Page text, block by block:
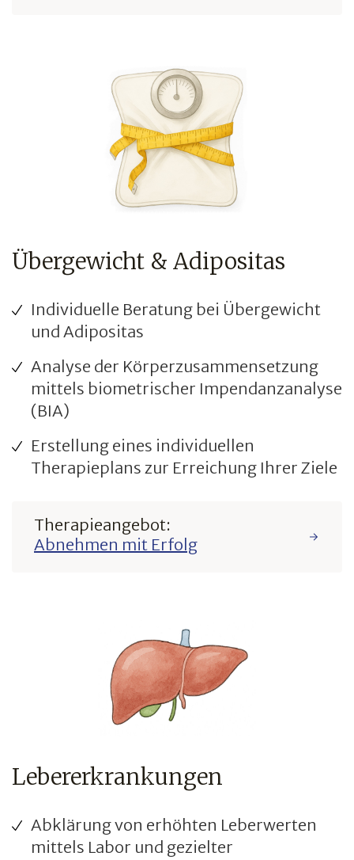
Übergewicht & Adipositas
Individuelle Beratung bei Übergewicht
und Adipositas
Analyse der Körperzusammensetzung
mittels biometrischer Impendanzanalyse
(BIA)
Erstellung eines individuellen
Therapieplans zur Erreichung Ihrer Ziele
Therapieangebot:
Abnehmen mit Erfolg
Lebererkrankungen
Abklärung von erhöhten Leberwerten
mittels Labor und gezielter